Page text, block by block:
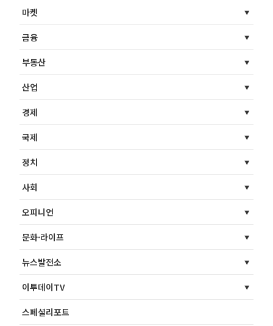
마켓
금융
부동산
산업
경제
국제
정치
사회
오피니언
문화·라이프
뉴스발전소
이투데이TV
스페셜리포트